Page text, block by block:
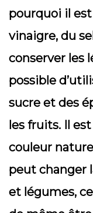
pourquoi il
vinaigre, du
conserver les
possible
sucre et des
les fruits. Il
couleur
peut changer
et légumes,